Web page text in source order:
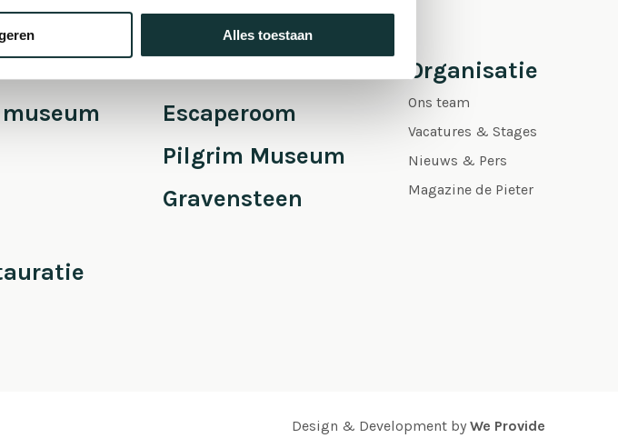
Alles toestaan
Escaperoom
Pilgrim Museum
Gravensteen
Organisatie
Ons team
Vacatures & Stages
Nieuws & Pers
Magazine de Pieter
Design & Development by We Provide